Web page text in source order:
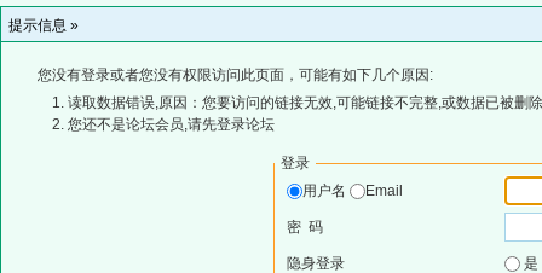
提示信息 »
您没有登录或者您没有权限访问此页面，可能有如下几个原因:
读取数据错误,原因：您要访问的链接无效,可能链接不完整,或数据已被删
您还不是论坛会员,请先登录论坛
登录
用户名
Email
密 码
隐身登录